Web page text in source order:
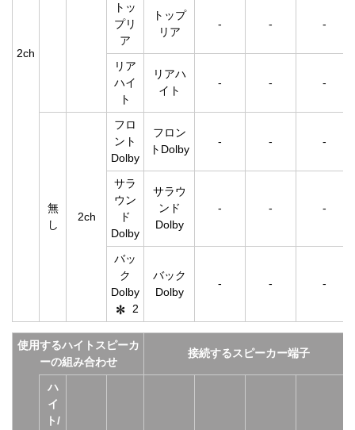
2ch
トッ
プリ
ア
トップ
リア
- - -
リア
ハイ
ト
リアハ
イト
- - -
無
し
2ch
フロ
ント
Dolby
フロン
トDolby
- - -
サラ
ウン
ド
Dolby
サラウ
ンド
Dolby
- - -
バッ
ク
Dolby
2
バック
Dolby
- - -
使用するハイトスピーカ
ーの組み合わせ
接続するスピーカー端子
ハ
イ
ト/